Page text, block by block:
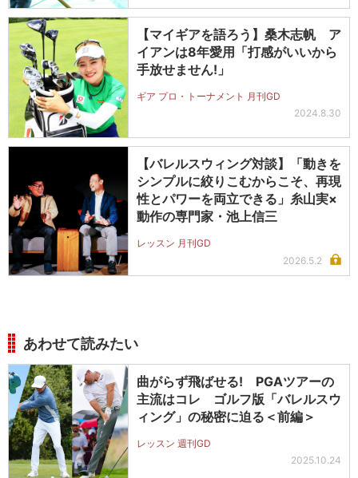
【マイギアを語ろう】桑木志帆 ア
イアンは8年愛用「打感がいいから
手放せません!」
ギア プロ・トーナメント 月刊GD
2024.8.30
【バレルスウィング対談】「動きを
シンプルに絞りこむからこそ、再現
性とパワーを両立できる」糸山実×
動作の専門家・池上信三
レッスン 月刊GD
2026.5.2
あわせて読みたい
曲がらず飛ばせる! PGAツアーの
主流はコレ ゴルフ版「バレルスウ
ィング」の秘密に迫る＜前編＞
レッスン 週刊GD
2025.10.24